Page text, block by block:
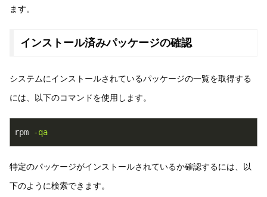
ます。
インストール済みパッケージの確認
システムにインストールされているパッケージの一覧を取得する
には、以下のコマンドを使用します。
rpm -qa
特定のパッケージがインストールされているか確認するには、以
下のように検索できます。